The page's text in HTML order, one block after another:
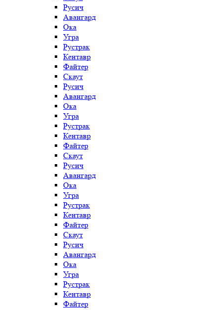
Русич
Авангард
Ока
Угра
Рустрак
Кентавр
Файтер
Скаут
Русич
Авангард
Ока
Угра
Рустрак
Кентавр
Файтер
Скаут
Русич
Авангард
Ока
Угра
Рустрак
Кентавр
Файтер
Скаут
Русич
Авангард
Ока
Угра
Рустрак
Кентавр
Файтер